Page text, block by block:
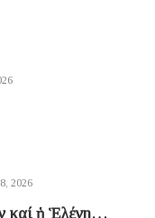
2026
καί ἡ Ἑλένη…